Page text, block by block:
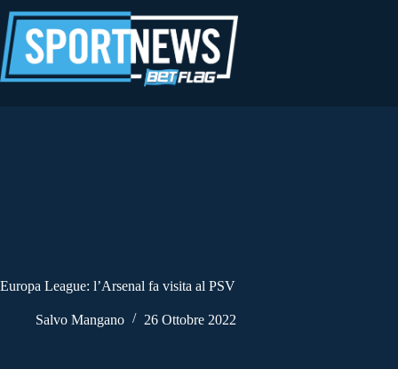
al
contenuto
Europa League: l’Arsenal fa visita al PSV
Salvo Mangano 26 Ottobre 2022